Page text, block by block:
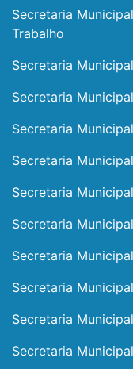
Secretaria
Trabalho
Secretaria
Secretaria
Secretaria
Secretaria
Secretaria
Secretaria
Secretaria
Secretaria
Secretaria
Secretaria